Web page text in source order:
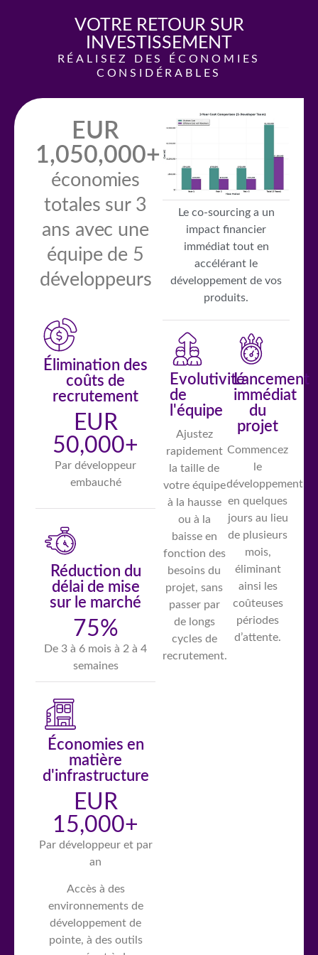
VOTRE RETOUR SUR
INVESTISSEMENT
RÉALISEZ DES ÉCONOMIES
CONSIDÉRABLES
EUR
1,050,000+
économies
totales sur 3
ans avec une
équipe de 5
développeurs
Élimination des
coûts de
recrutement
EUR
50,000+
Par développeur
embauché
Réduction du
délai de mise
sur le marché
75%
De 3 à 6 mois à 2 à 4
semaines
Économies en
matière
d'infrastructure
EUR
15,000+
Par développeur et par
an
Accès à des
environnements de
développement de
pointe, à des outils
Le co-sourcing a un
impact financier
immédiat tout en
accélérant le
développement de vos
produits.
Evolutivité
de
l'équipe
Ajustez
rapidement
la taille de
votre équipe
à la hausse
ou à la
baisse en
fonction des
besoins du
projet, sans
passer par
de longs
cycles de
recrutement.
Lancement
immédiat
du
projet
Commencez
le
développement
en quelques
jours au lieu
de plusieurs
mois,
éliminant
ainsi les
coûteuses
périodes
d’attente.